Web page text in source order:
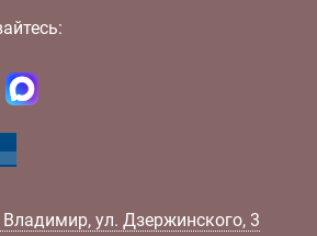
Владимир, ул. Дзержинского, 3